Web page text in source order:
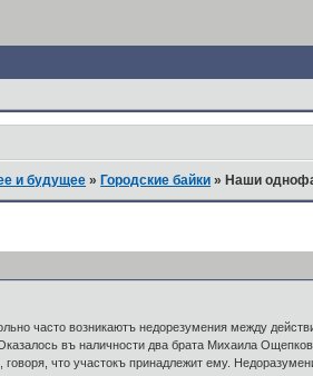
и будущее »Городские байки »Наши
часто возникаютъ недорезумения между
въ наличности два брата Михаила
что участокъ принадлежит ему.